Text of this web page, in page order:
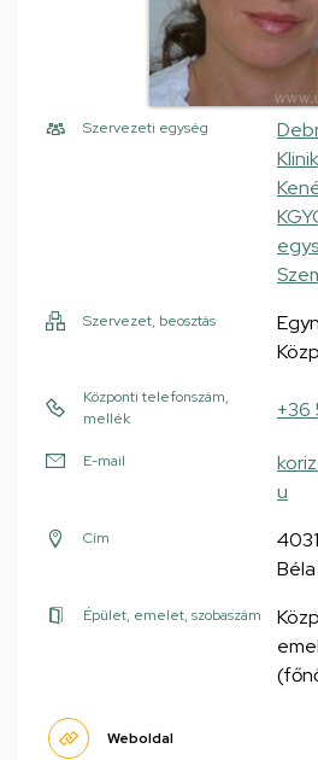
Szervezeti egység
Szervezet, beosztás
Központi telefonszám,
mellék
+36
E-mail
u
Cím
Épület, emelet, szobaszám
Weboldal